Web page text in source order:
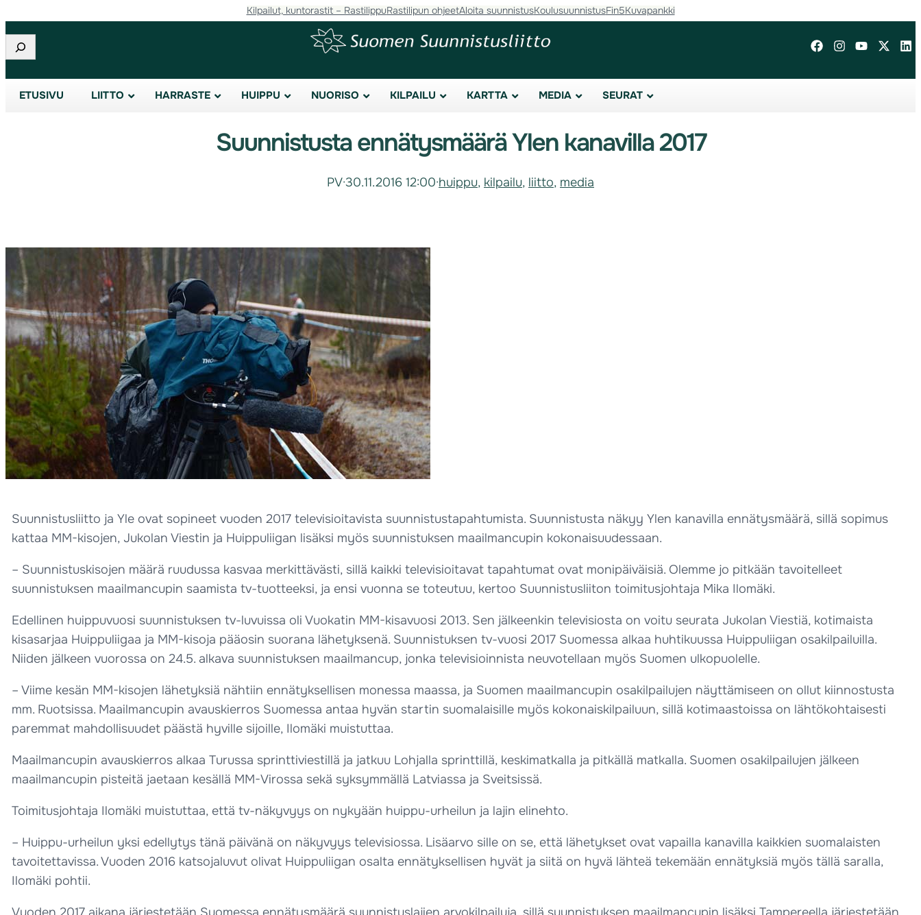
Kilpailut, kuntorastit – RastilippuRastilipun ohjeetAloita suunnistusKoulusuunnistusFin5Kuvapankki
Etsi
ETUSIVU LIITTO HARRASTE HUIPPU NUORISO KILPAILU KARTTA MEDIA SEURAT
Suunnistusta ennätysmäärä Ylen kanavilla 2017
PV·30.11.2016 12:00·huippu, kilpailu, liitto, media
Suunnistusliitto ja Yle ovat sopineet vuoden 2017 televisioitavista suunnistustapahtumista. Suunnistusta näkyy Ylen kanavilla ennätysmäärä, sillä sopimus
kattaa MM-kisojen, Jukolan Viestin ja Huippuliigan lisäksi myös suunnistuksen maailmancupin kokonaisuudessaan.
– Suunnistuskisojen määrä ruudussa kasvaa merkittävästi, sillä kaikki televisioitavat tapahtumat ovat monipäiväisiä. Olemme jo pitkään tavoitelleet
suunnistuksen maailmancupin saamista tv-tuotteeksi, ja ensi vuonna se toteutuu, kertoo Suunnistusliiton toimitusjohtaja Mika Ilomäki.
Edellinen huippuvuosi suunnistuksen tv-luvuissa oli Vuokatin MM-kisavuosi 2013. Sen jälkeenkin televisiosta on voitu seurata Jukolan Viestiä, kotimaista
kisasarjaa Huippuliigaa ja MM-kisoja pääosin suorana lähetyksenä. Suunnistuksen tv-vuosi 2017 Suomessa alkaa huhtikuussa Huippuliigan osakilpailuilla.
Niiden jälkeen vuorossa on 24.5. alkava suunnistuksen maailmancup, jonka televisioinnista neuvotellaan myös Suomen ulkopuolelle.
– Viime kesän MM-kisojen lähetyksiä nähtiin ennätyksellisen monessa maassa, ja Suomen maailmancupin osakilpailujen näyttämiseen on ollut kiinnostusta
mm. Ruotsissa. Maailmancupin avauskierros Suomessa antaa hyvän startin suomalaisille myös kokonaiskilpailuun, sillä kotimaastoissa on lähtökohtaisesti
paremmat mahdollisuudet päästä hyville sijoille, Ilomäki muistuttaa.
Maailmancupin avauskierros alkaa Turussa sprinttiviestillä ja jatkuu Lohjalla sprinttillä, keskimatkalla ja pitkällä matkalla. Suomen osakilpailujen jälkeen
maailmancupin pisteitä jaetaan kesällä MM-Virossa sekä syksymmällä Latviassa ja Sveitsissä.
Toimitusjohtaja Ilomäki muistuttaa, että tv-näkyvyys on nykyään huippu-urheilun ja lajin elinehto.
– Huippu-urheilun yksi edellytys tänä päivänä on näkyvyys televisiossa. Lisäarvo sille on se, että lähetykset ovat vapailla kanavilla kaikkien suomalaisten
tavoitettavissa. Vuoden 2016 katsojaluvut olivat Huippuliigan osalta ennätyksellisen hyvät ja siitä on hyvä lähteä tekemään ennätyksiä myös tällä saralla,
Ilomäki pohtii.